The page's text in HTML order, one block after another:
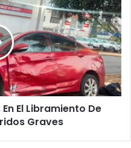
El Libramiento De
Graves